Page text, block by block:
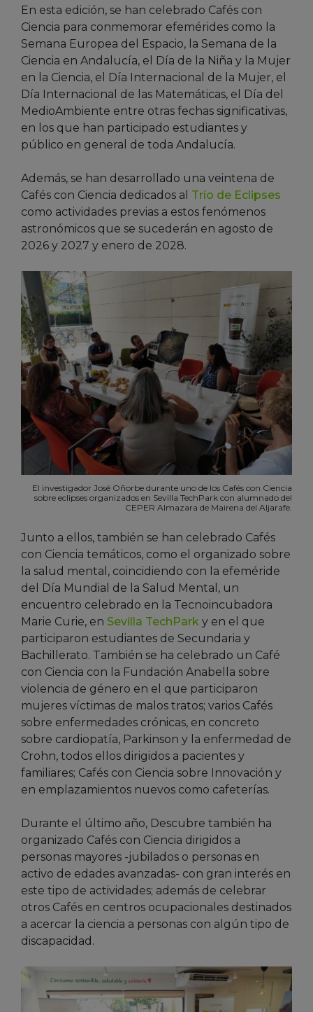
En esta edición, se han celebrado Cafés con
Ciencia para conmemorar efemérides como la
Semana Europea del Espacio, la Semana de la
Ciencia en Andalucía, el Día de la Niña y la Mujer
en la Ciencia, el Día Internacional de la Mujer, el
Día Internacional de las Matemáticas, el Día del
MedioAmbiente entre otras fechas significativas,
en los que han participado estudiantes y
público en general de toda Andalucía.
Además, se han desarrollado una veintena de
Cafés con Ciencia dedicados al Trío de Eclipses
como actividades previas a estos fenómenos
astronómicos que se sucederán en agosto de
2026 y 2027 y enero de 2028.
El investigador José Oñorbe durante uno de los Cafés con Ciencia
sobre eclipses organizados en Sevilla TechPark con alumnado del
CEPER Almazara de Mairena del Aljarafe.
Junto a ellos, también se han celebrado Cafés
con Ciencia temáticos, como el organizado sobre
la salud mental, coincidiendo con la efeméride
del Día Mundial de la Salud Mental, un
encuentro celebrado en la Tecnoincubadora
Marie Curie, en Sevilla TechPark y en el que
participaron estudiantes de Secundaria y
Bachillerato. También se ha celebrado un Café
con Ciencia con la Fundación Anabella sobre
violencia de género en el que participaron
mujeres víctimas de malos tratos; varios Cafés
sobre enfermedades crónicas, en concreto
sobre cardiopatía, Parkinson y la enfermedad de
Crohn, todos ellos dirigidos a pacientes y
familiares; Cafés con Ciencia sobre Innovación y
en emplazamientos nuevos como cafeterías.
Durante el último año, Descubre también ha
organizado Cafés con Ciencia dirigidos a
personas mayores -jubilados o personas en
activo de edades avanzadas- con gran interés en
este tipo de actividades; además de celebrar
otros Cafés en centros ocupacionales destinados
a acercar la ciencia a personas con algún tipo de
discapacidad.